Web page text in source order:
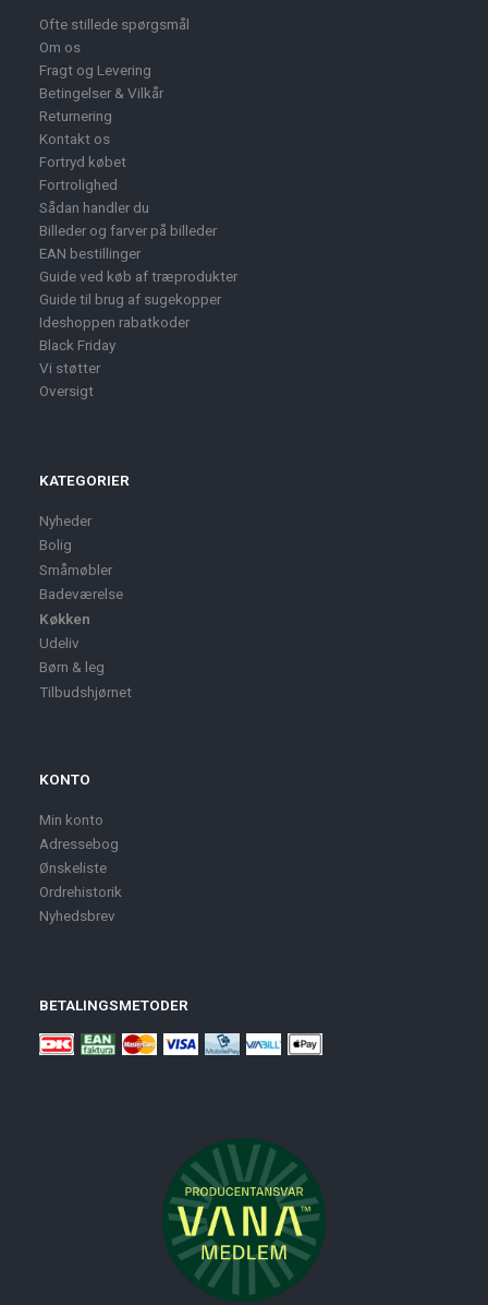
Ofte stillede spørgsmål
Om os
Fragt og Levering
Betingelser & Vilkår
Returnering
Kontakt os
Fortryd købet
Fortrolighed
Sådan handler du
Billeder og farver på billeder
EAN bestillinger
Guide ved køb af træprodukter
Guide til brug af sugekopper
Ideshoppen rabatkoder
Black Friday
Vi støtter
Oversigt
KATEGORIER
Nyheder
Bolig
Småmøbler
Badeværelse
Køkken
Udeliv
Børn & leg
Tilbudshjørnet
KONTO
Min konto
Adressebog
Ønskeliste
Ordrehistorik
Nyhedsbrev
BETALINGSMETODER